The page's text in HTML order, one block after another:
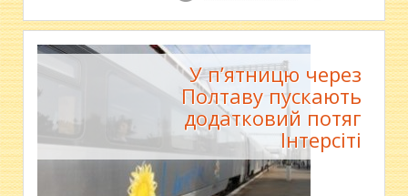
У п’ятницю через
Полтаву пускають
додатковий потяг
Інтерсіті